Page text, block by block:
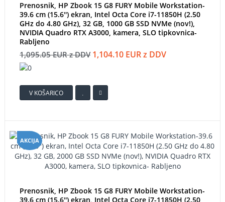
Prenosnik, HP Zbook 15 G8 FURY Mobile Workstation-
39.6 cm (15.6'') ekran, Intel Octa Core i7-11850H (2.50
GHz do 4.80 GHz), 32 GB, 1000 GB SSD NVMe (nov!),
NVIDIA Quadro RTX A3000, kamera, SLO tipkovnica-
Rabljeno
1,095.05 EUR z DDV 1,104.10 EUR z DDV
V KOŠARICO
AKCIJA
Prenosnik, HP Zbook 15 G8 FURY Mobile Workstation-
39.6 cm (15.6'') ekran, Intel Octa Core i7-11850H (2.50